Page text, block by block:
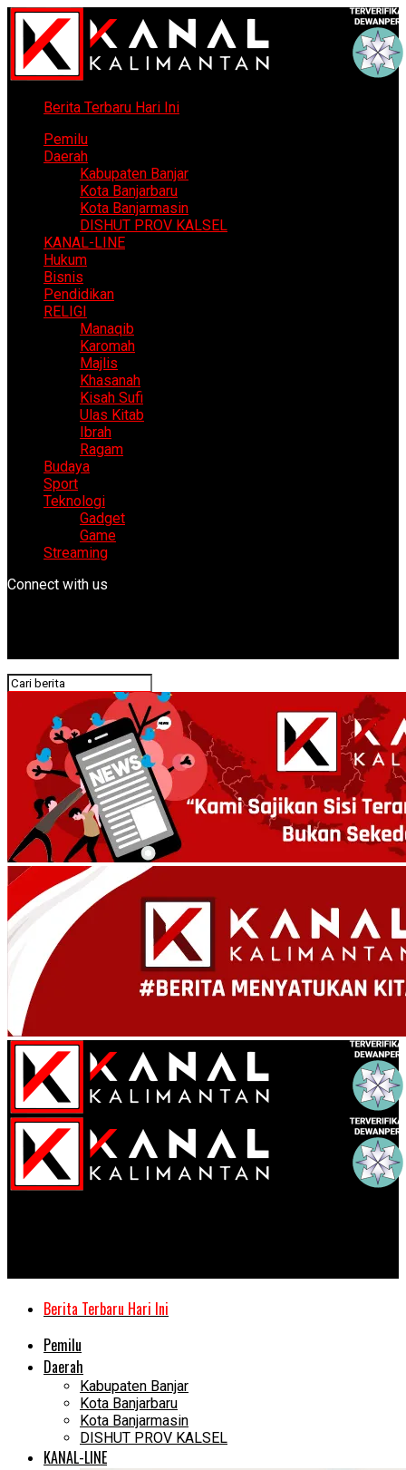
Berita Terbaru Hari Ini
Pemilu
Daerah
Kabupaten Banjar
Kota Banjarbaru
Kota Banjarmasin
DISHUT PROV KALSEL
KANAL-LINE
Hukum
Bisnis
Pendidikan
RELIGI
Manaqib
Karomah
Majlis
Khasanah
Kisah Sufi
Ulas Kitab
Ibrah
Ragam
Budaya
Sport
Teknologi
Gadget
Game
Streaming
Connect with us
Berita Terbaru Hari Ini
Pemilu
Daerah
Kabupaten Banjar
Kota Banjarbaru
Kota Banjarmasin
DISHUT PROV KALSEL
KANAL-LINE